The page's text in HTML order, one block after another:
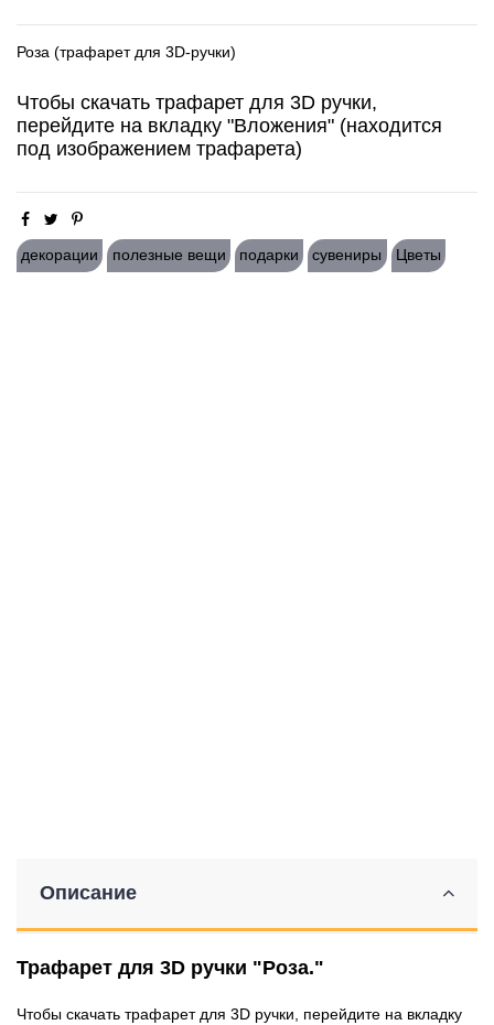
Роза (трафарет для 3D-ручки)
Чтобы скачать трафарет для 3D ручки,
перейдите на вкладку "Вложения" (находится
под изображением трафарета)
декорации полезные вещи подарки сувениры Цветы
Описание
Трафарет для 3D ручки "Роза."
Чтобы скачать трафарет для 3D ручки, перейдите на вкладку